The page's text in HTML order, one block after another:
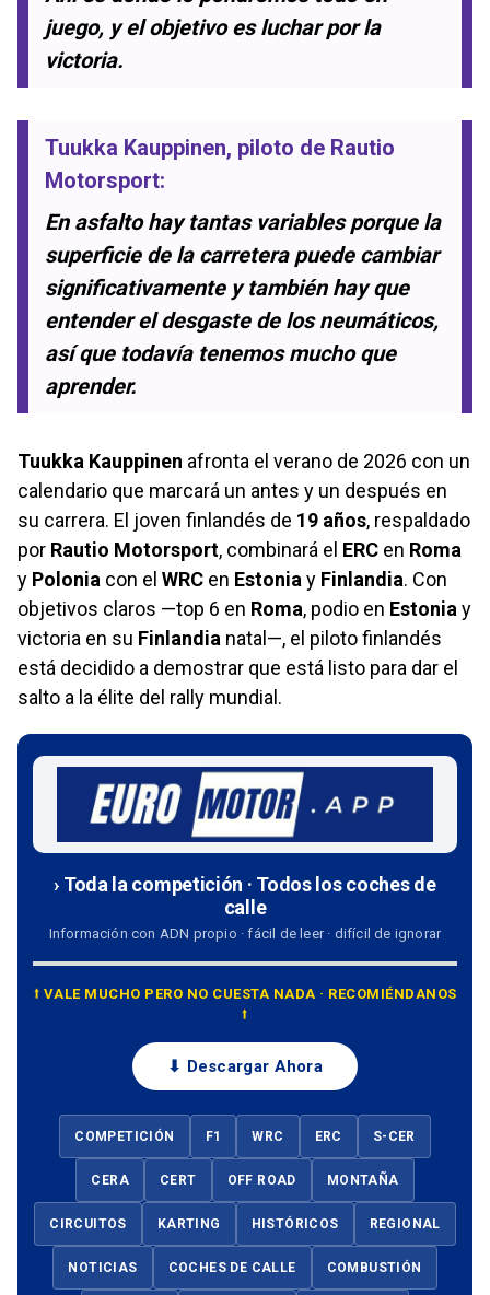
juego, y el objetivo es luchar por la
victoria.
Tuukka Kauppinen, piloto de Rautio
Motorsport:
En asfalto hay tantas variables porque la
superficie de la carretera puede cambiar
significativamente y también hay que
entender el desgaste de los neumáticos,
así que todavía tenemos mucho que
aprender.
Tuukka Kauppinen afronta el verano de 2026 con un
calendario que marcará un antes y un después en
su carrera. El joven finlandés de 19 años, respaldado
por Rautio Motorsport, combinará el ERC en Roma
y Polonia con el WRC en Estoniay Finlandia. Con
objetivos claros —top 6 en Roma, podio en Estoniay
victoria en su Finlandia natal—, el piloto finlandés
está decidido a demostrar que está listo para dar el
salto a la élite del rally mundial.
› Toda la competición · Todos los coches de
calle
Información con ADN propio · fácil de leer · difícil de ignorar
⭡ VALE MUCHO PERO NO CUESTA NADA · RECOMIÉNDANOS
⭡
⬇ Descargar Ahora
COMPETICIÓN F1 WRC ERC S-CER
CERA CERT OFF ROAD MONTAÑA
CIRCUITOS KARTING HISTÓRICOS REGIONAL
NOTICIAS COCHES DE CALLE COMBUSTIÓN